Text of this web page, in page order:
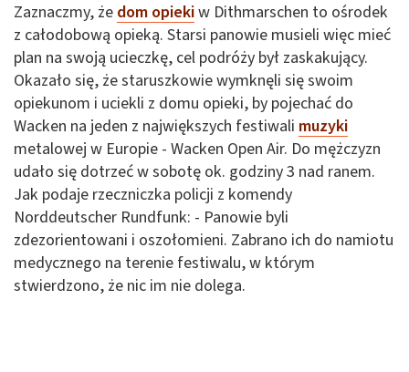
Zaznaczmy, że dom opiekiw Dithmarschen to ośrodek
z całodobową opieką. Starsi panowie musieli więc mieć
plan na swoją ucieczkę, cel podróży był zaskakujący.
Okazało się, że staruszkowie wymknęli się swoim
opiekunom i uciekli z domu opieki, by pojechać do
Wacken na jeden z największych festiwali muzyki
metalowej w Europie - Wacken Open Air. Do mężczyzn
udało się dotrzeć w sobotę ok. godziny 3 nad ranem.
Jak podaje rzeczniczka policji z komendy
Norddeutscher Rundfunk: - Panowie byli
zdezorientowani i oszołomieni. Zabrano ich do namiotu
medycznego na terenie festiwalu, w którym
stwierdzono, że nic im nie dolega.